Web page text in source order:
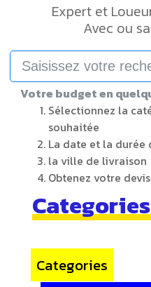
Expert et
Avec ou
Votre budget en
Sélectionnez la
souhaitée
La date et la
la ville de livraison
Obtenez votre
Categories